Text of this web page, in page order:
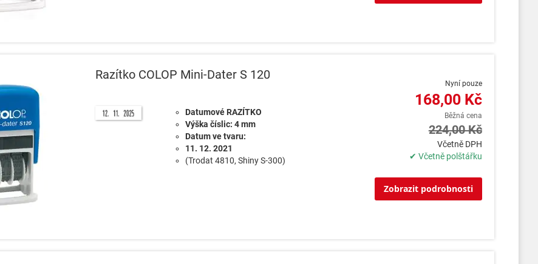
Razítko COLOP Mini-Dater S 120
Datumové RAZÍTKO
Výška číslic: 4 mm
Datum ve tvaru:
11. 12. 2021
(Trodat 4810, Shiny S-300)
Nyní pouze
168,00 Kč
Běžná cena
224,00 Kč
Včetně DPH
✔ Včetně polštářku
Zobrazit podrobnosti